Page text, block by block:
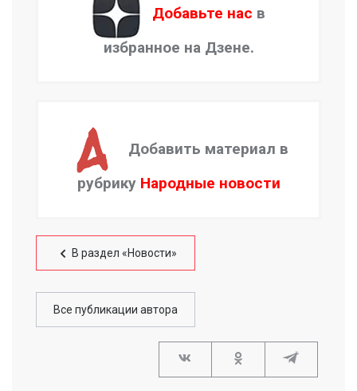
Добавьте нас в
избранное на Дзене.
Добавить материал в
рубрику Народные новости
В раздел «Новости»
Все публикации автора